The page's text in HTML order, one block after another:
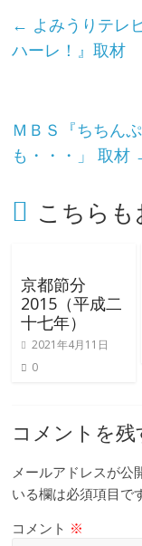
研
イ
ト
← よみうりテレ
ハーレ！』取材
ＭＢＳ『ちちん
も・・・」 取材
こちら
京都節分
2015（平成二
十七年）
2021年4月11日
0
コメントを残
メールアドレスが公
いる欄は必須項目で
コメント ※